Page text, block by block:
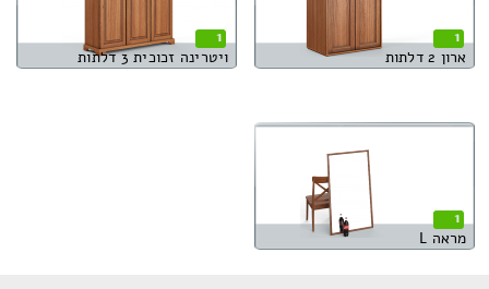
1
ארון 2 דלתות
1
ויטרינה זכוכית 3 דלתות
1
מראה L